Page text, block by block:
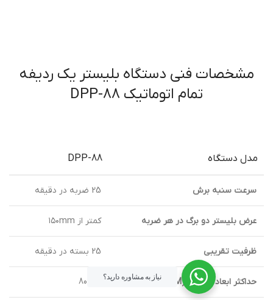
مشخصات فنی دستگاه بليستر یک ردیفه
تمام اتوماتيک DPP-88
مدل دستگاه DPP-88
سرعت سنبه برش 25 ضربه در دقیقه
عرض بلیستر دو برگ در هر ضربه کمتر از ۱۵۰mm
ظرفیت تقریبی 25 بسته در دقیقه
حداکثر ابعاد فرمینگ(MM) نیاز به مشاوره دارید؟